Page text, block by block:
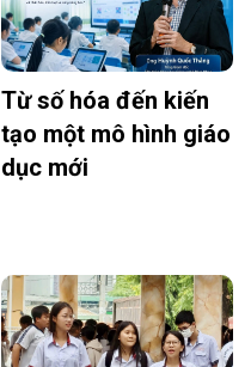
Từ số hóa đến kiến
tạo một mô hình giáo
dục mới